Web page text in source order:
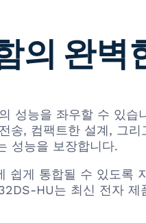
의 완벽
성능을 좌우할 수 있
송, 컴팩트한 설계, 그
성능을 보장합니다.
게 통합될 수 있도록
HU는 최신 전자